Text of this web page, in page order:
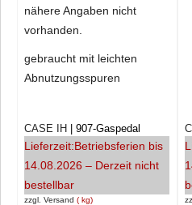
nähere Angaben nicht
vorhanden.
gebraucht mit leichten
Abnutzungsspuren
zzgl. Versand kg
CASE IH 907-Gaspedal
Lieferzeit:Betriebsferien bis
14.08.2026 – Derzeit nicht
bestellbar